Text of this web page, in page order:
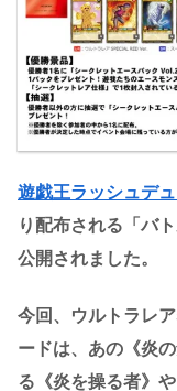
遊戯王ラッシュデ
り配布される「バ
公開されました。
今回、ウルトラレ
ードは、あの《炎
る《炎を操る者》